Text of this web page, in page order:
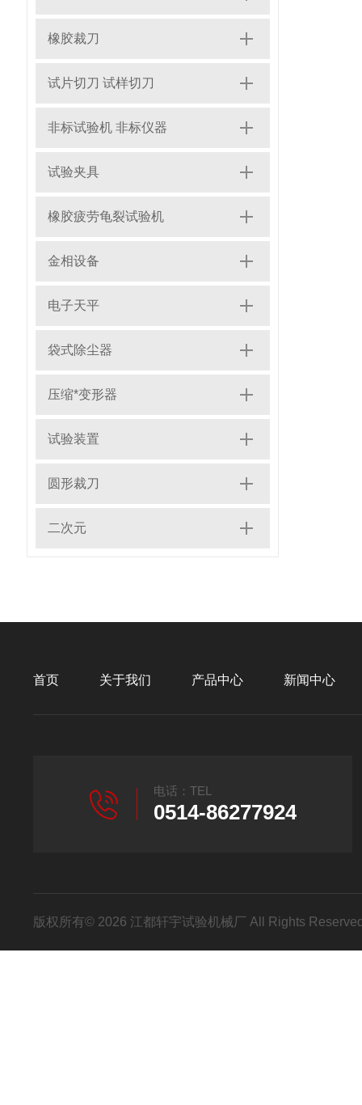
橡胶裁刀
试片切刀 试样切刀
非标试验机 非标仪器
试验夹具
橡胶疲劳龟裂试验机
金相设备
电子天平
袋式除尘器
压缩*变形器
试验装置
圆形裁刀
二次元
首页 关于我们 产品中心 新闻中心
电话：TEL
0514-86277924
版权所有© 2026 江都轩宇试验机械厂 All Rights